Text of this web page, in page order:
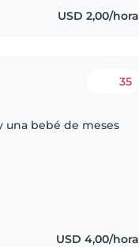
USD 2,00/hora
35
una bebé de meses
USD 4,00/hora